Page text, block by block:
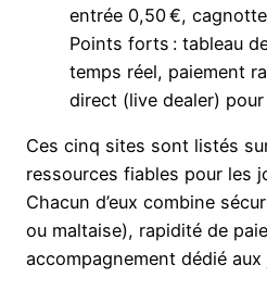
entrée 0,50 €,
Points forts : tableau
temps réel, paiement
direct (live dealer)
Ces cinq sites sont listés
ressources fiables pour les
Chacun d’eux combine
ou maltaise), rapidité de
accompagnement dédié